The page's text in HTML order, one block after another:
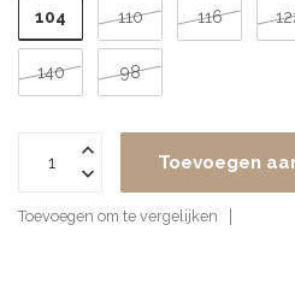
104 110 116
140 98
Toevoegen
Toevoegen om te vergelijken